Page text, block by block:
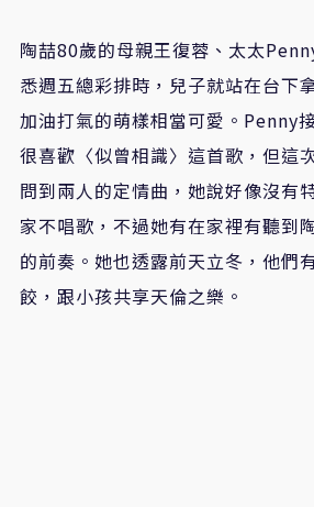
陶喆80歲的母親王復蓉、太太
悉週五總彩排時，兒子就站在台下
加油打氣的萌樣相當可愛。 Penny
很喜歡〈似曾相識〉這首歌，但這
問到兩人的定情曲，她說好像沒有
家不唱歌，不過她有在家裡有聽到
的前奏。她也透露前天立冬，他們
餃，跟小孩共享天倫之樂。